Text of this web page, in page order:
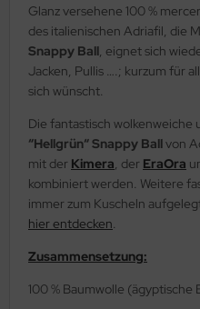
Glanz versehene 100 %
des italienischen Adriafil, die
Snappy Ball, eignet sich
Jacken, Pullis ….; kurzum für
sich wünscht.
Die fantastisch wolkenweiche
“Hellgrün“ Snappy Ballvon
mit der Kimera, der EraOra
kombiniert werden. Weitere
immer zum Kuscheln
hier entdecken.
Zusammensetzung:
100 % Baumwolle